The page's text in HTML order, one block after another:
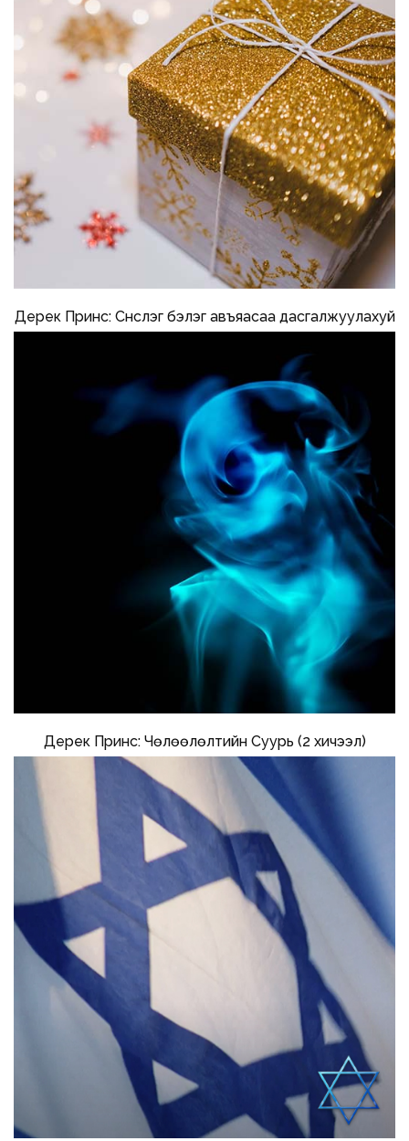
Дерек Принс: Сүнслэг бэлэг авъяасаа дасгалжуулахуй
Дерек Принс: Чөлөөлөлтийн Суурь (2 хичээл)